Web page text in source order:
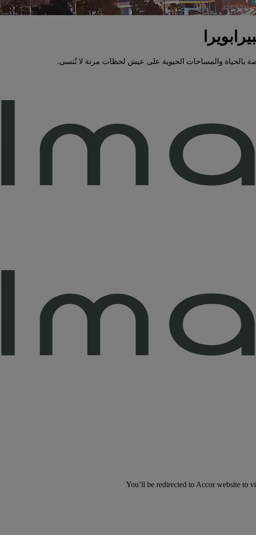
بالحياة والمساحات الحيوية على عيش لحظات مرنة لا تُنسى.
You’ll be redirected to Accor website to